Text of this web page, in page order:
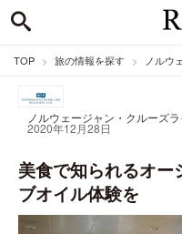
TOP 旅の情報を探す ノルウェー
ノルウェージャン・クルーズ
2020年12月28日
美食で知られるオー
ブオイル体験を